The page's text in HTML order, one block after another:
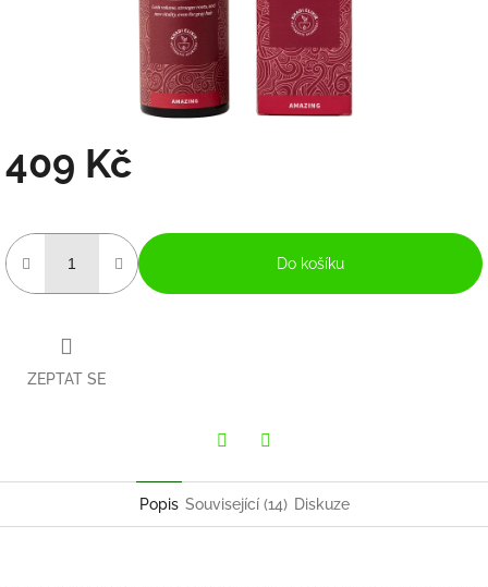
409 Kč
Do košíku
ZEPTAT SE
Popis Související (14) Diskuze